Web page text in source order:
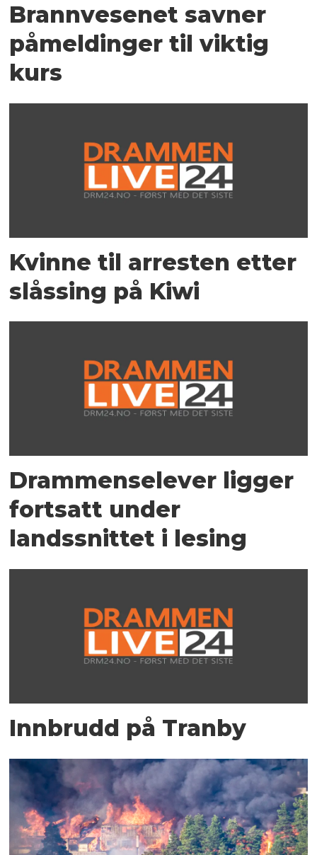
Brannvesenet savner
påmeldinger til viktig
kurs
Kvinne til arresten etter
slåssing på Kiwi
Drammenselever ligger
fortsatt under
landssnittet i lesing
Innbrudd på Tranby